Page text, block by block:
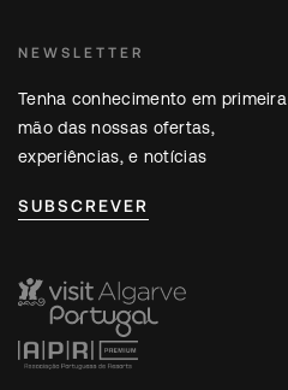
NEWSLETTER
Tenha conhecimento em primeira
mão das nossas ofertas,
experiências, e notícias
SUBSCREVER